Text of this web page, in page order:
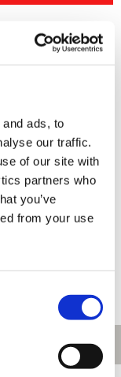
ads, to
our traffic.
of our site with
partners who
you’ve
from your use
卯三郎の孫 コラボこ
龍一